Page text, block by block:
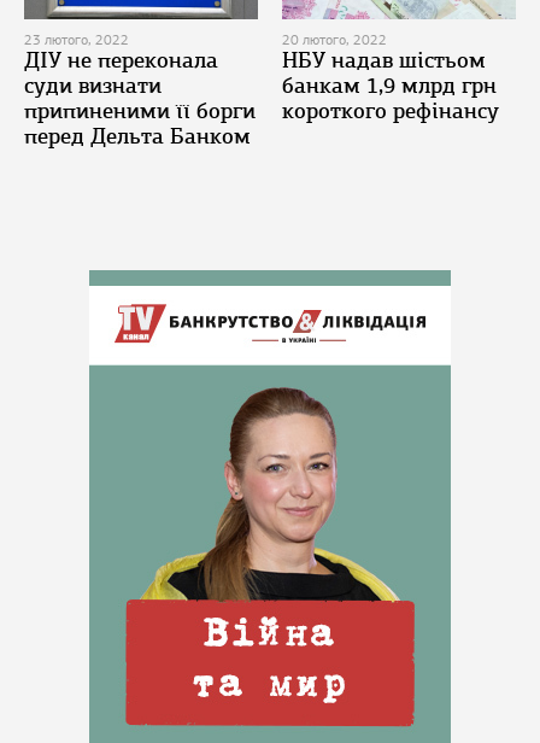
23 лютого, 2022
ДІУ не переконала
суди визнати
припиненими її борги
перед Дельта Банком
20 лютого, 2022
НБУ надав шістьом
банкам 1,9 млрд грн
короткого рефінансу